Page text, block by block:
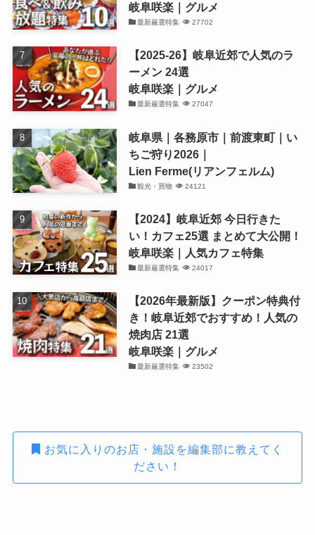
岐阜咲楽｜グルメ
最新厳選特集 27702
【2025-26】岐阜近郊で人気のラ
ーメン 24選
岐阜咲楽｜グルメ
最新厳選特集 27047
岐阜県｜各務原市｜前渡東町｜い
ちご狩り2026｜
Lien Ferme(リアンフェルム)
観光・買物 24121
【2024】岐阜近郊 今日行きた
い！カフェ25選 まとめて大公開！
岐阜咲楽｜人気カフェ特集
最新厳選特集 24017
【2026年最新版】クーポン特典付
き！岐阜近郊でおすすめ！人気の
焼肉店 21選
岐阜咲楽｜グルメ
最新厳選特集 23502
お気に入りのお店・施設を編集部に教えてく
ださい！